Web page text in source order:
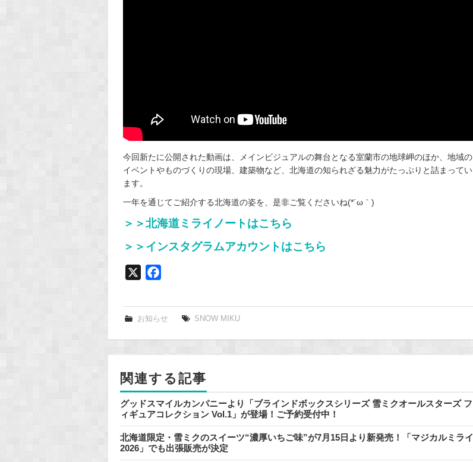
今回新たに公開された動画は、メインビジュアルの舞台となる室蘭市の地球岬のほか、地域の
イベントやものづくりの現場、建築物など、北海道の知られざる魅力がたっぷりと詰まってい
ます。
一年を通じてご紹介する北海道の姿を、是非ご覧くださいね(*´ω｀)
＞＞北海道ミライノートはこちら
＞＞インスタグラムアカウントはこちら
e
k
お知らせ SNOW MIKU
関連する記事
グッドスマイルカンパニーより「ブラインドボックスシリーズ 雪ミクオールスターズ フ
ィギュアコレクション Vol.1」が登場！ご予約受付中！
北海道限定・雪ミクのスイーツ“濃厚いちご味”が7月15日より新発売！「マジカルミライ
2026」でも出張販売が決定